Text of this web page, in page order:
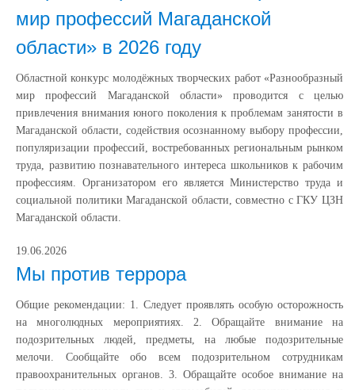
мир профессий Магаданской
области» в 2026 году
Областной конкурс молодёжных творческих работ «Разнообразный
мир профессий Магаданской области» проводится с целью
привлечения внимания юного поколения к проблемам занятости в
Магаданской области, содействия осознанному выбору профессии,
популяризации профессий, востребованных региональным рынком
труда, развитию познавательного интереса школьников к рабочим
профессиям. Организатором его является Министерство труда и
социальной политики Магаданской области, совместно с ГКУ ЦЗН
Магаданской области.
19.06.2026
Мы против террора
Общие рекомендации: 1. Следует проявлять особую осторожность
на многолюдных мероприятиях. 2. Обращайте внимание на
подозрительных людей, предметы, на любые подозрительные
мелочи. Сообщайте обо всем подозрительном сотрудникам
правоохранительных органов. 3. Обращайте особое внимание на